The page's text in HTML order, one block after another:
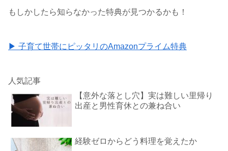
もしかしたら知らなかった特典が見つかるかも！
▶ 子育て世帯にピッタリのAmazonプライム特典
人気記事
【意外な落とし穴】実は難しい里帰り
出産と男性育休との兼ね合い
経験ゼロからどう料理を覚えたか